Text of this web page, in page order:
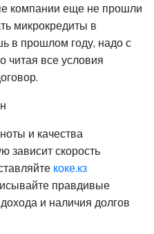
компании еще не прошли
микрокредиты в
в прошлом году, надо с
читая все условия
и качества
зависит скорость
коке.кз
правдивые
и наличия долгов